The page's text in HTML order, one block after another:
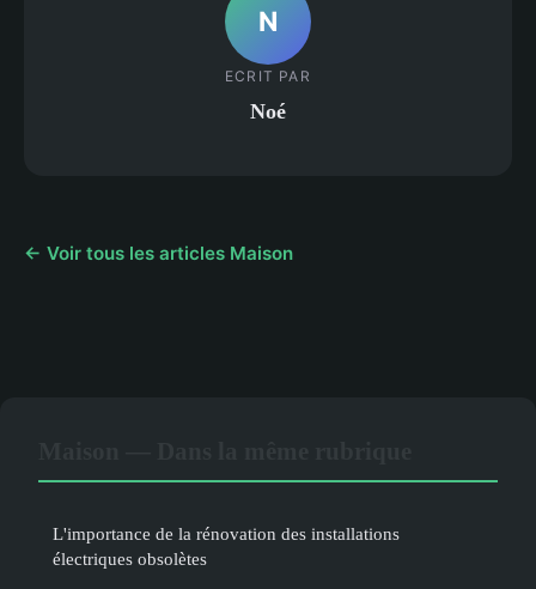
N
ECRIT PAR
Noé
← Voir tous les articles Maison
L'importance de la rénovation des installations
électriques obsolètes